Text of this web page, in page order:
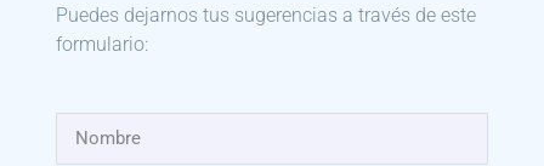
Puedes dejarnos tus sugerencias a través de este
formulario: